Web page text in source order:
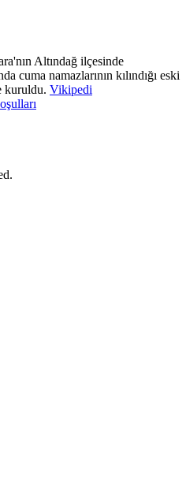
Altındağ ilçesinde
cuma namazlarının kılındığı eski
kuruldu. Vikipedi